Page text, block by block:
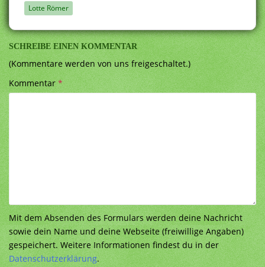
Lotte Römer
SCHREIBE EINEN KOMMENTAR
(Kommentare werden von uns freigeschaltet.)
Kommentar*
Mit dem Absenden des Formulars werden deine Nachricht
sowie dein Name und deine Webseite (freiwillige Angaben)
gespeichert. Weitere Informationen findest du in der
Datenschutzerklärung.